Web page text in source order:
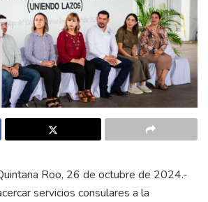
Roo, 26 de octubre de 2024.-
servicios consulares a la